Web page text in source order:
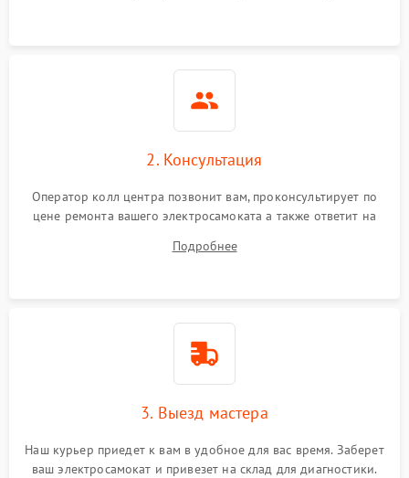
2. Консультация
Оператор колл центра позвонит вам, проконсультирует по
цене ремонта вашего электросамоката а также ответит на
Подробнее
3. Выезд мастера
Наш курьер приедет к вам в удобное для вас время. Заберет
ваш электросамокат и привезет на склад для диагностики.